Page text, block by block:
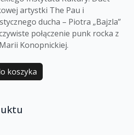
artystki The Pau i
ducha – Piotra „Bajzla”
połączenie punk rocka z
Konopnickiej.
koszyka